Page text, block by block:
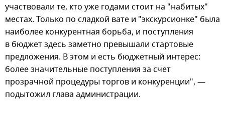
участвовали те, кто уже годами стоит на "набитых"
местах. Только по сладкой вате и "экскурсионке" была
наиболее конкурентная борьба, и поступления
в бюджет здесь заметно превышали стартовые
предложения. В этом и есть бюджетный интерес:
более значительные поступления за счет
прозрачной процедуры торгов и конкуренции", —
подытожил глава администрации.